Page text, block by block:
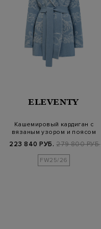
ELEVENTY
Кашемировый кардиган с
вязаным узором и поясом
223 840 РУБ. 279 800 РУБ.
FW25/26